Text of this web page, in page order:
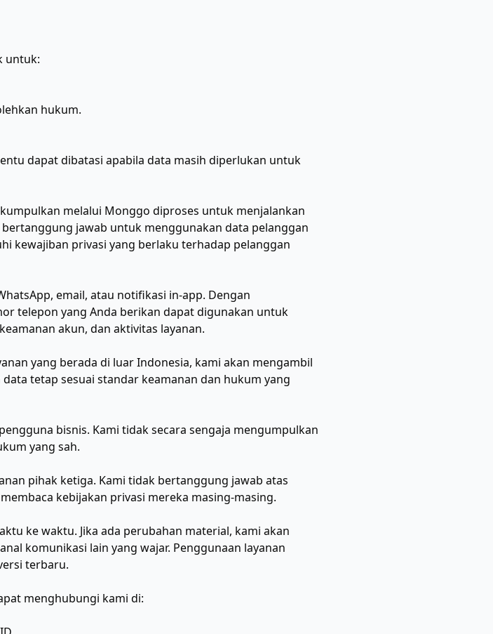
untuk:
hukum.
dapat dibatasi apabila data masih diperlukan untuk
melalui Monggo diproses untuk menjalankan
jawab untuk menggunakan data pelanggan
kewajiban privasi yang berlaku terhadap pelanggan
email, atau notifikasi in-app. Dengan
telepon yang Anda berikan dapat digunakan untuk
akun, dan aktivitas layanan.
yang berada di luar Indonesia, kami akan mengambil
tetap sesuai standar keamanan dan hukum yang
bisnis. Kami tidak secara sengaja mengumpulkan
yang sah.
pihak ketiga. Kami tidak bertanggung jawab atas
kebijakan privasi mereka masing-masing.
ke waktu. Jika ada perubahan material, kami akan
komunikasi lain yang wajar. Penggunaan layanan
terbaru.
menghubungi kami di: